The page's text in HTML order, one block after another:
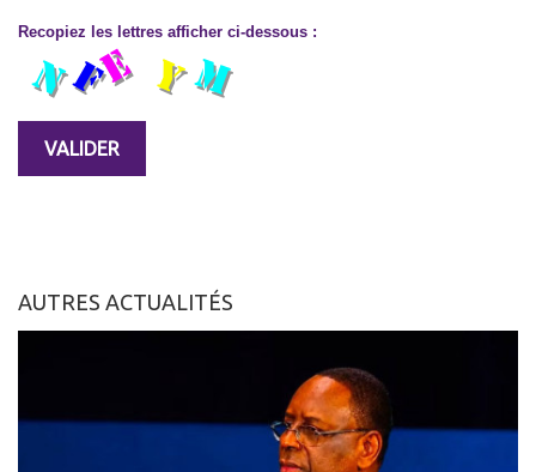
Recopiez les lettres afficher ci-dessous :
AUTRES ACTUALITÉS